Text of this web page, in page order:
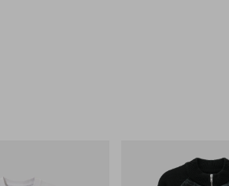
Mustang Zip-Thru Knit